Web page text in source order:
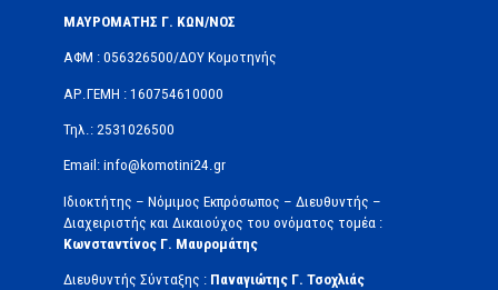
ΜΑΥΡΟΜΑΤΗΣ Γ. ΚΩΝ/ΝΟΣ
ΑΦΜ : 056326500/ΔOΥ Κομοτηνής
ΑΡ.ΓΕΜΗ : 160754610000
Τηλ.: 2531026500
Email: info@komotini24.gr
Ιδιοκτήτης – Νόμιμος Εκπρόσωπος – Διευθυντής –
Διαχειριστής και Δικαιούχος του ονόματος τομέα :
Κωνσταντίνος Γ. Μαυρομάτης
Διευθυντής Σύνταξης : Παναγιώτης Γ. Τσοχλιάς